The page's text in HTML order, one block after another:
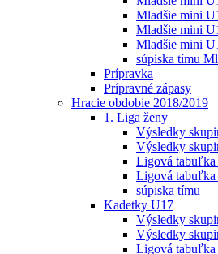
Mladšie mini
Mladšie mini
Mladšie mini
súpiska tímu
Prípravka
Prípravné zápasy
Hracie obdobie 2018/2019
1. Liga ženy
Výsledky
Výsledky
Ligová tabuľka
Ligová tabuľka
súpiska tímu
Kadetky U17
Výsledky
Výsledky
Ligová tabuľka